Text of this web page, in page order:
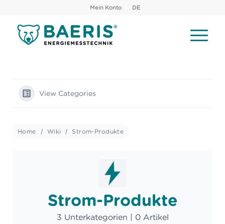
Mein Konto DE
View Categories
Home Wiki Strom-Produkte
Strom-Produkte
3 Unterkategorien | 0 Artikel